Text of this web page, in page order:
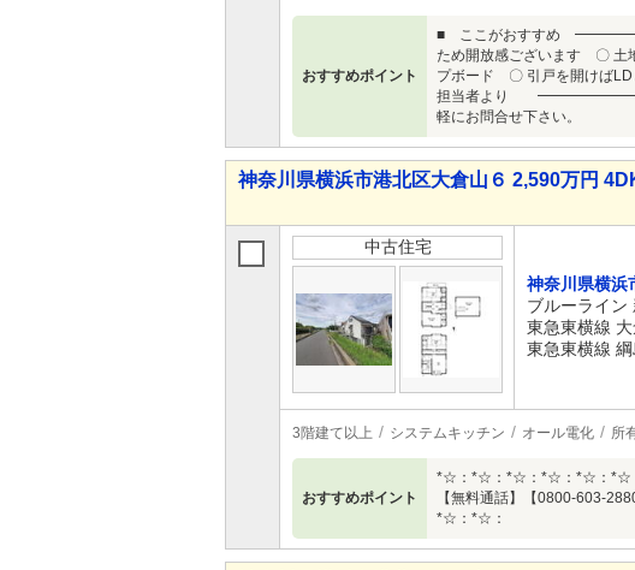
おすすめポイント
■ ここがおすすめ
ため開放感ございます 〇 土
プボード 〇 引戸を開けば
担当者より
軽にお問合せ下さい。
神奈川県横浜市港北区大倉山６ 2,590万円
中古住宅
神奈川県横浜
ブルーライン
東急東横線
東急東横線
3階建て以上 システムキッチン オール電化 所
おすすめポイント
*☆：*☆：*☆：*☆：*☆：*☆：
【無料通話】【0800-603-
*☆：*☆：